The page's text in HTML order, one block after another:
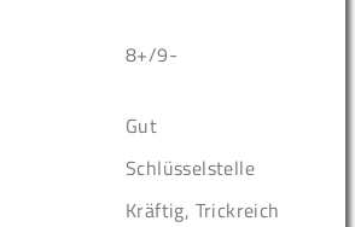
8+/9-
Gut
Schlüsselstelle
Kräftig, Trickreich